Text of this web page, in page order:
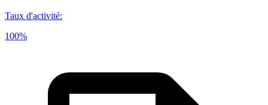
Taux d'activité:
100%